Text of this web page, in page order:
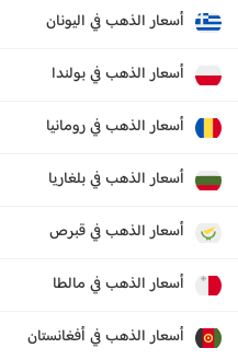
أسعار الذهب في اليونان
أسعار الذهب في بولندا
أسعار الذهب في رومانيا
أسعار الذهب في بلغاريا
أسعار الذهب في قبرص
أسعار الذهب في مالطا
أسعار الذهب في أفغانستان